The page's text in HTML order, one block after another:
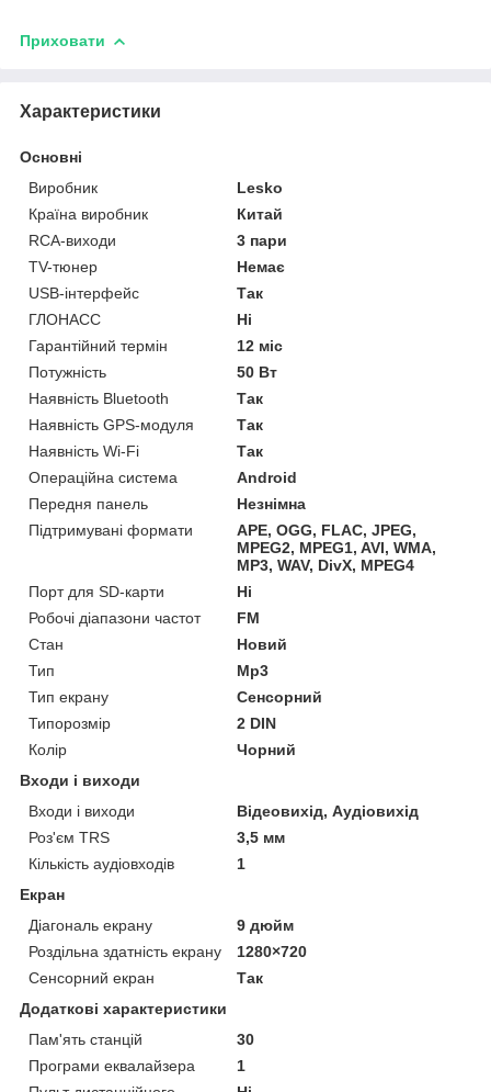
Приховати
Характеристики
Основні
Виробник
Lesko
Країна виробник
Китай
RCA-виходи
3 пари
TV-тюнер
Немає
USB-інтерфейс
Так
ГЛОНАСС
Ні
Гарантійний термін
12 міс
Потужність
50 Вт
Наявність Bluetooth
Так
Наявність GPS-модуля
Так
Наявність Wi-Fi
Так
Операційна система
Android
Передня панель
Незнімна
Підтримувані формати
APE, OGG, FLAC, JPEG,
MPEG2, MPEG1, AVI, WMA,
MP3, WAV, DivX, MPEG4
Порт для SD-карти
Ні
Робочі діапазони частот
FM
Стан
Новий
Тип
Mp3
Тип екрану
Сенсорний
Типорозмір
2 DIN
Колір
Чорний
Входи і виходи
Входи і виходи
Відеовихід, Аудіовихід
Роз'єм TRS
3,5 мм
Кількість аудіовходів
1
Екран
Діагональ екрану
9 дюйм
Роздільна здатність екрану
1280×720
Сенсорний екран
Так
Додаткові характеристики
Пам'ять станцій
30
Програми еквалайзера
1